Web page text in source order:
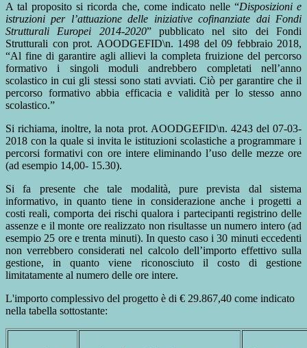
A tal proposito si ricorda che, come indicato nelle “Disposizioni e
istruzioni per l’attuazione delle iniziative cofinanziate dai Fondi
Strutturali Europei 2014-2020” pubblicato nel sito dei Fondi
Strutturali con prot. AOODGEFID\n. 1498 del 09 febbraio 2018,
“Al fine di garantire agli allievi la completa fruizione del percorso
formativo i singoli moduli andrebbero completati nell’anno
scolastico in cui gli stessi sono stati avviati. Ciò per garantire che il
percorso formativo abbia efficacia e validità per lo stesso anno
scolastico.”
Si richiama, inoltre, la nota prot. AOODGEFID\n. 4243 del 07-03-
2018 con la quale si invita le istituzioni scolastiche a programmare i
percorsi formativi con ore intere eliminando l’uso delle mezze ore
(ad esempio 14,00- 15.30).
Si fa presente che tale modalità, pure prevista dal sistema
informativo, in quanto tiene in considerazione anche i progetti a
costi reali, comporta dei rischi qualora i partecipanti registrino delle
assenze e il monte ore realizzato non risultasse un numero intero (ad
esempio 25 ore e trenta minuti). In questo caso i 30 minuti eccedenti
non verrebbero considerati nel calcolo dell’importo effettivo sulla
gestione, in quanto viene riconosciuto il costo di gestione
limitatamente al numero delle ore intere.
L'importo complessivo del progetto è di € 29.867,40 come indicato
nella tabella sottostante: